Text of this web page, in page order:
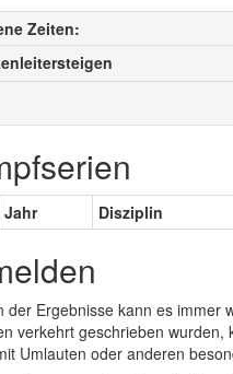
Zeiten:
Jahr Disziplin
der Ergebnisse kann es
verkehrt geschrieben
Umlauten oder anderen